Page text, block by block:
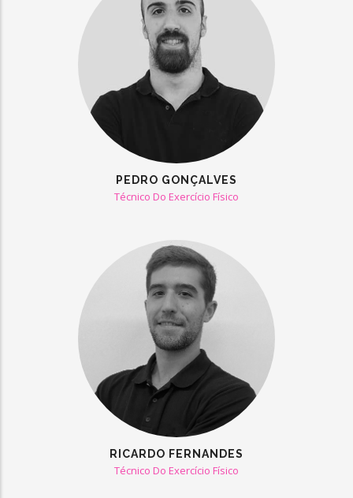
PEDRO GONÇALVES
Técnico Do Exercício Físico
RICARDO FERNANDES
Técnico Do Exercício Físico